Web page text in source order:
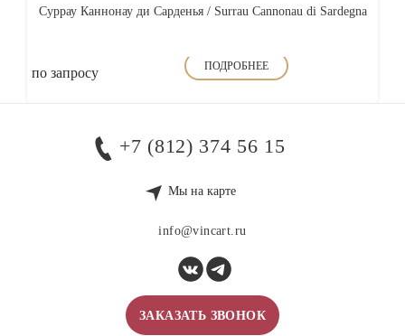
Суррау Каннонау ди Сарденья / Surrau Cannonau di Sardegna
по запросу ПОДРОБНЕЕ
+7 (812) 374 56 15
Мы на карте
info@vincart.ru
ЗАКАЗАТЬ ЗВОНОК